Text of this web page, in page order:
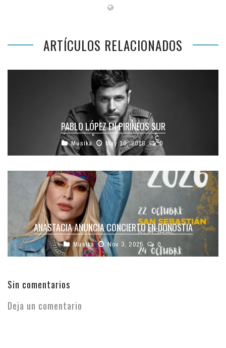
ARTÍCULOS RELACIONADOS
PABLO LÓPEZ EN PIRINEOS SUR
Musika May 10, 2018 0
ANASTACIA ANUNCIA CONCIERTO EN DONOSTIA
Musika Nov 3, 2025 0
Sin comentarios
Deja un comentario